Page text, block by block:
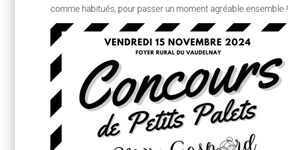
comme habitués, pour passer un moment agréable ensemble !